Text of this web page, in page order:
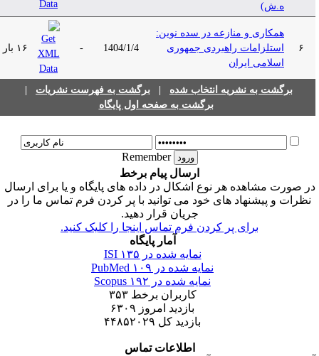
ه.ش)
همکاری و منازعه در سده نوین:
استلزامات راهبردی جمهوری
اسلامی ایران
1404/1/4 ۱۶ بار
برگشت به نشریه انتخاب شده| برگشت به فهرست نشریات|
برگشت به صفحه اول پایگاه
Remember
ارسال پیام برخط
صورت مشاهده هر نوع اشکال در داده های پایگاه و یا برای ارسال
نظرات و پیشنهاد های خود می توانید با پر کردن فرم تماس ما را در
جریان قرار دهید.
برای پر کردن فرم تماس اینجا را کلیک کنید.
آمار پایگاه
نمایه شده در ISI۱۳۵
نمایه شده در PubMed۱۰۹
نمایه شده در Scopus۱۹۲
کاربران برخط۳۵۳
بازدید امروز۶۳۰۹
بازدید کل ۴۴۸۵۲۰۲۹
اطلاعات تماس